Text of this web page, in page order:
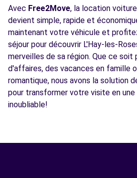
Avec Free2Move, la location
devient simple, rapide et
maintenant votre véhicule et
séjour pour découvrir L'Hay-les-
merveilles de sa région. Que ce soit
d'affaires, des vacances en famille
romantique, nous avons la solution
pour transformer votre visite en
inoubliable!